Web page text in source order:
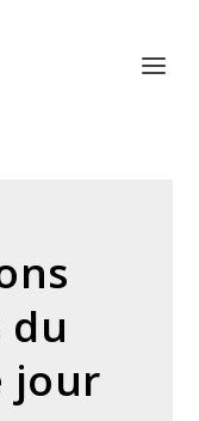
jour